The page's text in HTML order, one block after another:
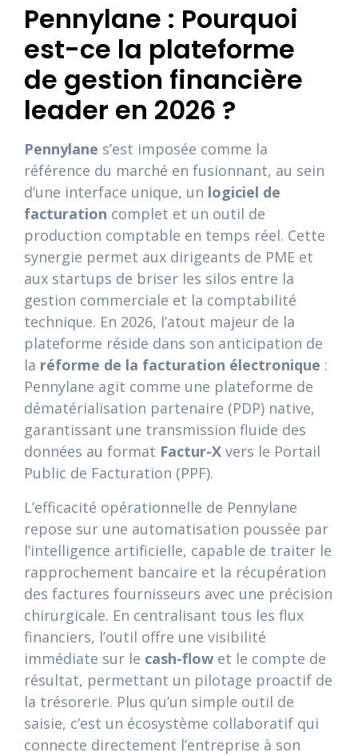
Pennylane : Pourquoi
est-ce la plateforme
de gestion financière
leader en 2026 ?
Pennylane s’est imposée comme la
référence du marché en fusionnant, au sein
d’une interface unique, un logiciel de
facturation complet et un outil de
production comptable en temps réel. Cette
synergie permet aux dirigeants de PME et
aux startups de briser les silos entre la
gestion commerciale et la comptabilité
technique. En 2026, l’atout majeur de la
plateforme réside dans son anticipation de
la réforme de la facturation électronique :
Pennylane agit comme une plateforme de
dématérialisation partenaire (PDP) native,
garantissant une transmission fluide des
données au format Factur-X vers le Portail
Public de Facturation (PPF).
L’efficacité opérationnelle de Pennylane
repose sur une automatisation poussée par
l’intelligence artificielle, capable de traiter le
rapprochement bancaire et la récupération
des factures fournisseurs avec une précision
chirurgicale. En centralisant tous les flux
financiers, l’outil offre une visibilité
immédiate sur le cash-flow et le compte de
résultat, permettant un pilotage proactif de
la trésorerie. Plus qu’un simple outil de
saisie, c’est un écosystème collaboratif qui
connecte directement l’entreprise à son